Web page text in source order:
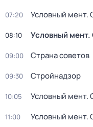
07:20 Условный мент.
08:10 Условный мент.
09:00 Страна советов
09:30 Стройнадзор
10:05 Условный мент.
11:00 Условный мент.